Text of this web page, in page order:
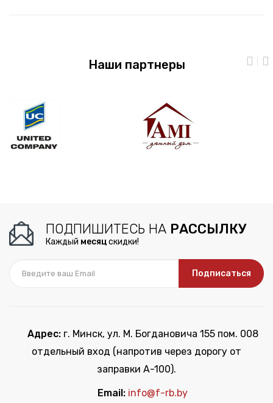
Наши партнеры
ПОДПИШИТЕСЬ НА РАССЫЛКУ
Каждый месяцскидки!
Подписаться
Адрес:г. Минск, ул. М. Богдановича 155 пом. 008
отдельный вход (напротив через дорогу от
заправки А-100).
Email: info@f-rb.by